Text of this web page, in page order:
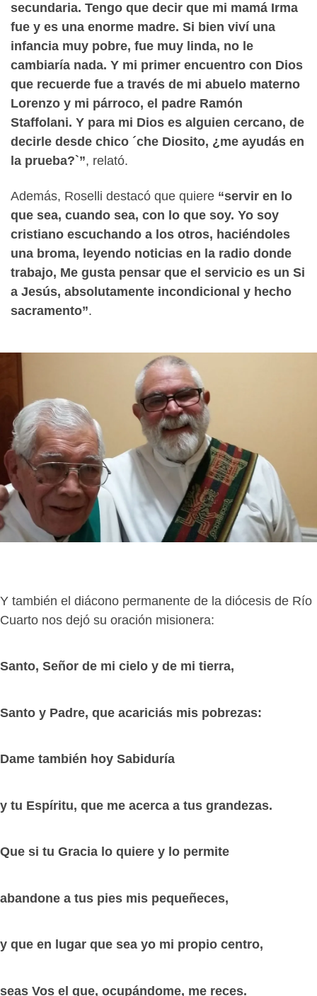
secundaria. Tengo que decir que mi mamá Irma
fue y es una enorme madre. Si bien viví una
infancia muy pobre, fue muy linda, no le
cambiaría nada. Y mi primer encuentro con Dios
que recuerde fue a través de mi abuelo materno
Lorenzo y mi párroco, el padre Ramón
Staffolani. Y para mi Dios es alguien cercano, de
decirle desde chico ´che Diosito, ¿me ayudás en
la prueba?`”, relató.
Además, Roselli destacó que quiere “servir en lo
que sea, cuando sea, con lo que soy. Yo soy
cristiano escuchando a los otros, haciéndoles
una broma, leyendo noticias en la radio donde
trabajo, Me gusta pensar que el servicio es un Si
a Jesús, absolutamente incondicional y hecho
sacramento”.
Y también el diácono permanente de la diócesis de Río
Cuarto nos dejó su oración misionera:
Santo, Señor de mi cielo y de mi tierra,
Santo y Padre, que acariciás mis pobrezas:
Dame también hoy Sabiduría
y tu Espíritu, que me acerca a tus grandezas.
Que si tu Gracia lo quiere y lo permite
abandone a tus pies mis pequeñeces,
y que en lugar que sea yo mi propio centro,
seas Vos el que, ocupándome, me reces.